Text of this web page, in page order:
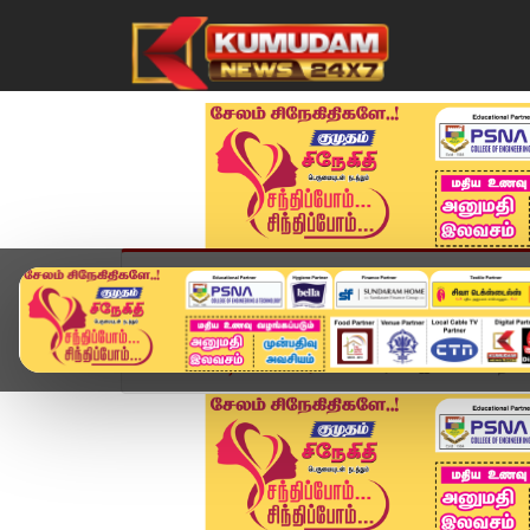
முகப்பு விளையாட்டு அண்மை
Home வீடியோ ஸ்டோரி "கவர்ச்சி இல்லாம வேற